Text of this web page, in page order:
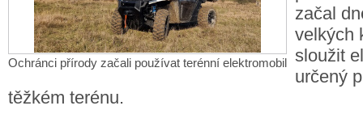
Ochránci přírody začali používat terénní elektromobil
začal
velkých
sloužit
určený
těžkém terénu.